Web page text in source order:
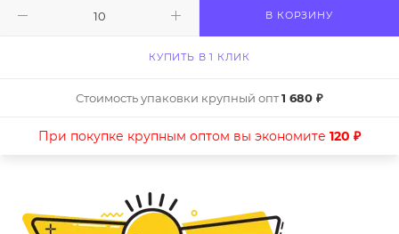
В КОРЗИНУ
КУПИТЬ В 1 КЛИК
Стоимость упаковки крупный опт1 680 ₽
При покупке крупным оптом вы экономите 120 ₽